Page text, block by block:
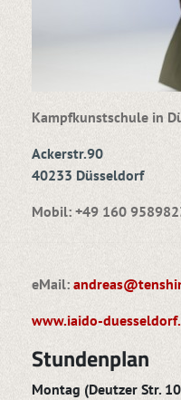
Kampfkunstschule in
Ackerstr.90
40233 Düsseldorf
Mobil: +49 160
eMail:
www.iaido-
Stundenplan
Montag (Deutzer Str.